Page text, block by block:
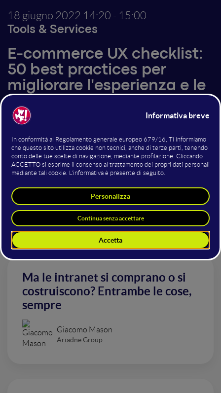
18 giugno 2022 14:20 - 15:00
Tools & Services
E-commerce UX checklist:
50 best practices per
migliorare l'esperienza e le
Nello shop online non vince sempre il prezzo più
viene offerta un'esperienza migliore. Vediamo insieme
50 best practices per creare un'esperienza di acquisto
straordinaria, che impatti sul brand e sulle vendite.
Altri interventi nella sala Tools
& Services
Ma le intranet si comprano o si
costruiscono? Entrambe le cose,
sempre
Giacomo Mason
Ariadne Group